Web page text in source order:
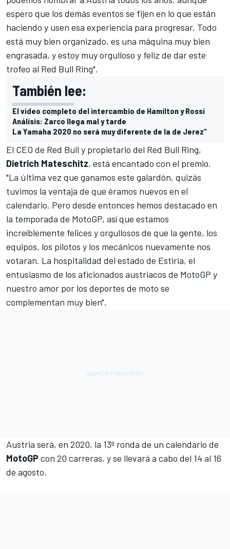
espero que los demás eventos se fijen en lo que están
haciendo y usen esa experiencia para progresar. Todo
está muy bien organizado, es una máquina muy bien
engrasada, y estoy muy orgulloso y feliz de dar este
trofeo al Red Bull Ring".
También lee:
El video completo del intercambio de Hamilton y Rossi
Análisis: Zarco llega mal y tarde
La Yamaha 2020 no será muy diferente de la de Jerez”
El CEO de Red Bull y propietario del Red Bull Ring,
Dietrich Mateschitz, está encantado con el premio.
"La última vez que ganamos este galardón, quizás
tuvimos la ventaja de que éramos nuevos en el
calendario. Pero desde entonces hemos destacado en
la temporada de MotoGP, así que estamos
increíblemente felices y orgullosos de que la gente, los
equipos, los pilotos y los mecánicos nuevamente nos
votaran. La hospitalidad del estado de Estiria, el
entusiasmo de los aficionados austriacos de MotoGP y
nuestro amor por los deportes de moto se
complementan muy bien".
Austria será, en 2020, la 13ª ronda de un calendario de
MotoGP con 20 carreras, y se llevará a cabo del 14 al 16
de agosto.